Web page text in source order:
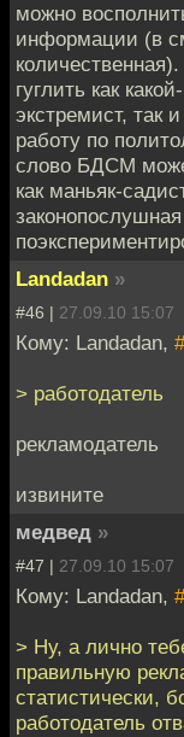
можно
информации (в
гуглить как
экстремист, так
работу по
слово БДСМ
как маньяк-
Landadan »
#46 | 27.09.10 15:07
Кому: Landadan,
> работодатель
рекламодатель
извините
медвед »
#47 | 27.09.10 15:07
Кому: Landadan,
> Ну, а лично
правильную
статистически,
работодатель